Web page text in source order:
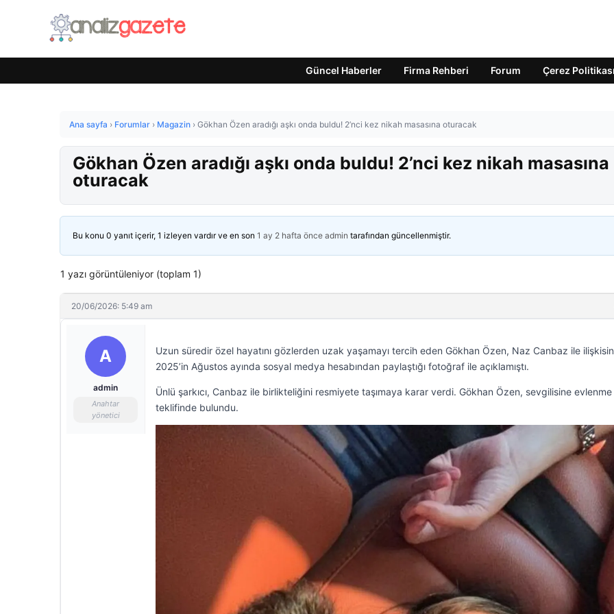
Güncel Haberler Firma Rehberi Forum Çerez Politikası
Ana sayfa › Forumlar › Magazin › Gökhan Özen aradığı aşkı onda buldu! 2’nci kez nikah masasına oturacak
Gökhan Özen aradığı aşkı onda buldu! 2’nci kez nikah masasına
oturacak
Bu konu 0 yanıt içerir, 1 izleyen vardır ve en son 1 ay 2 hafta önce admin tarafından güncellenmiştir.
1 yazı görüntüleniyor (toplam 1)
20/06/2026: 5:49 am
A
admin
Anahtar
yönetici
Uzun süredir özel hayatını gözlerden uzak yaşamayı tercih eden Gökhan Özen, Naz Canbaz ile
2025’in Ağustos ayında sosyal medya hesabından paylaştığı fotoğraf ile açıklamıştı.
Ünlü şarkıcı, Canbaz ile birlikteliğini resmiyete taşımaya karar verdi. Gökhan Özen, sevgilisine evlenme
teklifinde bulundu.